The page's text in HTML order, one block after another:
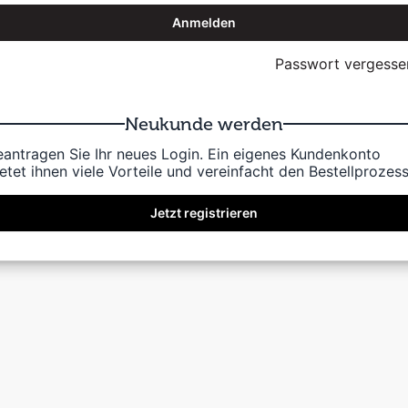
Anmelden
Passwort
Neukunde werden
Sie Ihr neues Login. Ein eigenes Kundenkonto
ihnen viele Vorteile und vereinfacht den
Jetzt registrieren